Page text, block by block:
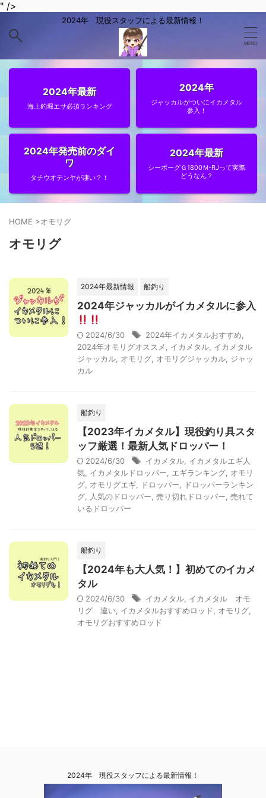
" />
2024年 現役スタッフによる最新情報！
2024年最新
海上釣堀エサ必須ランキング
2024年
ジャッカルがついにイカメタル
参入！
2024年発売前のダイ
ワ
タチウオテンヤが凄い？！
2024年最新
シーボーグＧ1800Ｍ‐RJって実際
どうなん？
HOME >オモリグ
オモリグ
2024年最新情報 船釣り
2024年ジャッカルがイカメタルに参入
2024/6/30 2024年イカメタルおすすめ
2024年オモリグオススメ
イカメタル イカメタル
ジャッカル オモリグ オモリグジャッカル ジャッ
カル
船釣り
【2023年イカメタル】現役釣り具スタ
ッフ厳選！最新人気ドロッパー！
2024/6/30 イカメタル イカメタルエギ人
気 イカメタルドロッパー エギランキング オモリ
グ オモリグエギ ドロッパー
ドロッパーランキン
グ
人気のドロッパー 売り切れドロッパー 売れて
いるドロッパー
船釣り
【2024年も大人気！】初めてのイカメ
タル
2024/6/30 イカメタル イカメタル オモ
リグ 違い イカメタルおすすめロッド オモリグ
オモリグおすすめロッド
2024年 現役スタッフによる最新情報！